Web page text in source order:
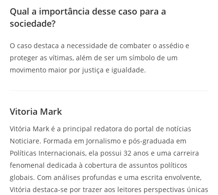
Qual a importância desse caso para a
sociedade?
O caso destaca a necessidade de combater o assédio e
proteger as vítimas, além de ser um símbolo de um
movimento maior por justiça e igualdade.
Vitoria Mark
Vitória Mark é a principal redatora do portal de notícias
Noticiare. Formada em Jornalismo e pós-graduada em
Políticas Internacionais, ela possui 32 anos e uma carreira
fenomenal dedicada à cobertura de assuntos políticos
globais. Com análises profundas e uma escrita envolvente,
Vitória destaca-se por trazer aos leitores perspectivas únicas